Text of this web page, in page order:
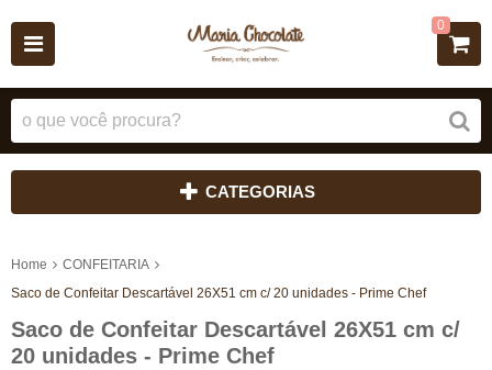
0
CATEGORIAS
Home
CONFEITARIA
Saco de Confeitar Descartável 26X51 cm c/ 20 unidades - Prime Chef
Saco de Confeitar Descartável 26X51 cm c/
20 unidades - Prime Chef